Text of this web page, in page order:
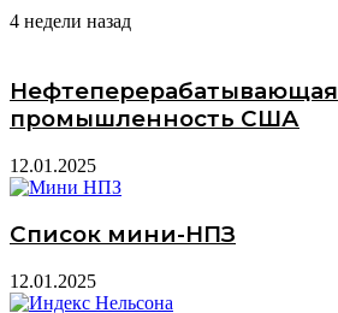
4 недели назад
Нефтеперерабатывающая
промышленность США
12.01.2025
Список мини-НПЗ
12.01.2025